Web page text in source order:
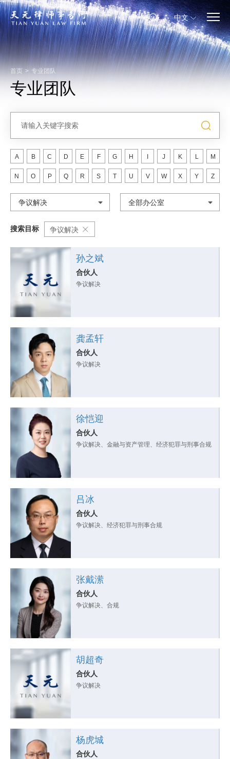
中文
首页 > 专业团队
专业团队
A B C D E F G H J K L M
N O P Q R S T U V W X Y Z
争议解决 全部办公室
搜索目标 争议解决
孙之斌
合伙人
争议解决
龚孟轩
合伙人
争议解决
徐恺迎
合伙人
争议解决、金融与资产管理、经济犯罪与刑事合规
吕冰
合伙人
争议解决、经济犯罪与刑事合规
张戴潆
合伙人
争议解决、合规
胡超奇
合伙人
争议解决
杨虎城
合伙人